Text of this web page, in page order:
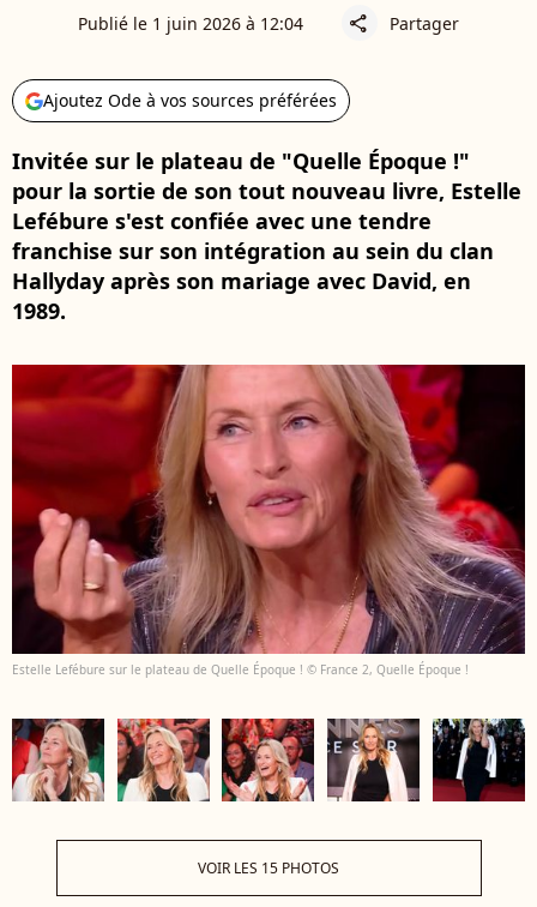
Publié le 1 juin 2026 à 12:04 share Partager
Ajoutez Ode à vos sources préférées
Invitée sur le plateau de "Quelle Époque !"
pour la sortie de son tout nouveau livre, Estelle
Lefébure s'est confiée avec une tendre
franchise sur son intégration au sein du clan
Hallyday après son mariage avec David, en
1989.
Estelle Lefébure sur le plateau de Quelle Époque ! © France 2, Quelle Époque !
VOIR LES 15 PHOTOS